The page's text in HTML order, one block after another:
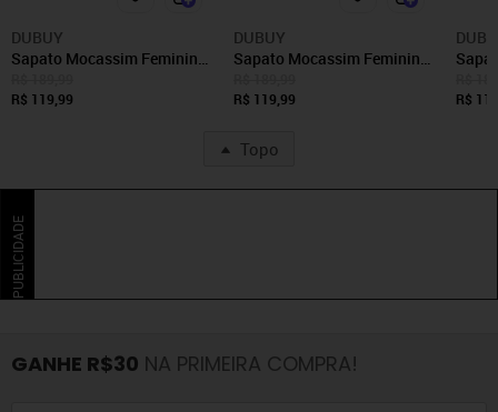
DUBUY
Sapato Mocassim Feminino
R$ 119,99
DUBUY
Sapato Mocassim Feminino
R$ 119,99
R$
Topo
PUBLICIDADE
GANHE R$30 NA PRIMEIRA COMPRA!